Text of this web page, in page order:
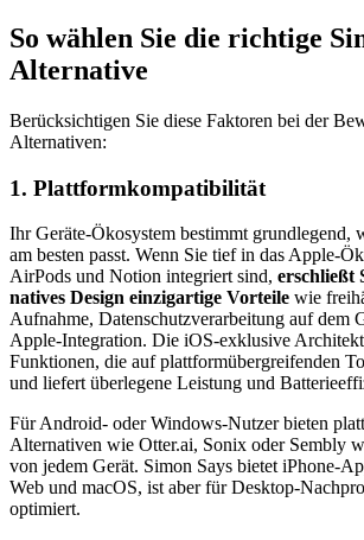
So wählen Sie die richtige
Alternative
Berücksichtigen Sie diese Faktoren bei der
Alternativen:
1. Plattformkompatibilität
Ihr Geräte-Ökosystem bestimmt grundlegend,
am besten passt. Wenn Sie tief in das Apple-
AirPods und Notion integriert sind, erschließt
natives Design einzigartige Vorteile wie
Aufnahme, Datenschutzverarbeitung auf dem
Apple-Integration. Die iOS-exklusive
Funktionen, die auf plattformübergreifenden
und liefert überlegene Leistung und
Für Android- oder Windows-Nutzer bieten
Alternativen wie Otter.ai, Sonix oder Sembly
von jedem Gerät. Simon Says bietet iPhone-
Web und macOS, ist aber für Desktop-
optimiert.